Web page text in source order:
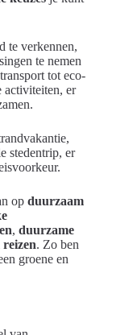
te verkennen,
te nemen
tot eco-
activiteiten, er
stedentrip, er
op duurzaam
, duurzame
. Zo ben
groene en